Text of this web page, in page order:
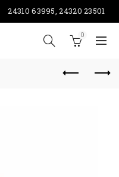
24310 63995, 24320 23501
0